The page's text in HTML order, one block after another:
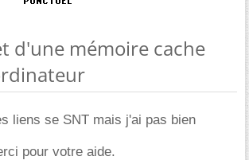
d'une mémoire cache
liens se SNT mais j'ai pas bien
pour votre aide.